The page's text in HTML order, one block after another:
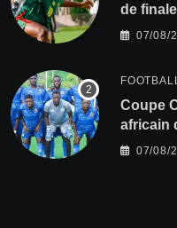
de
07/08/
FOOTBALL
Coupe
africain
retour
07/08/